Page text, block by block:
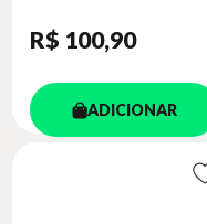
R$ 100,90
ADICIONAR